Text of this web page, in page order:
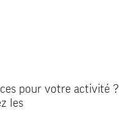
pour votre activité ?
les